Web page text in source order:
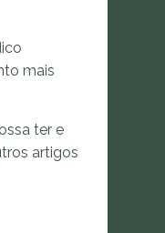
mais
ter e
artigos